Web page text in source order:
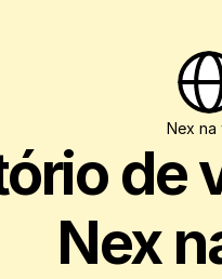
Nex na
de
Nex